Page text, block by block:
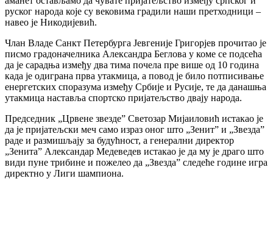
руског народа које су вековима градили наши претходници –
навео је Никодијевић.
Члан Владе Санкт Петербурга Jeвгенијe Григорјев прочитао је
писмо градоначелника Александра Беглова у коме се подсећа
да је сарадња између два тима почела пре више од 10 година
када је одиграна прва утакмица, а повод је било потписивање
енергетских споразума између Србије и Русије, те да данашња
утакмица наставља спортско пријатељство двају народа.
Председник „Црвене звезде” Светозар Мијаиловић истакао је
да је пријатељски меч само израз оног што „Зенит” и „Звезда”
раде и размишљају за будућност, а генерални директор
„Зенита” Александар Медеведев истакао је да му је драго што
види пуне трибине и пожелео да „Звезда” следеће године игра
директно у Лиги шампиона.